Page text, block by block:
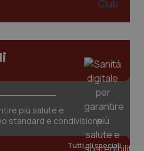
più salute e
standard e condivisione
Tutti gli speciali
www.quotidianosanita.it
2
www.quotidianosanita.it